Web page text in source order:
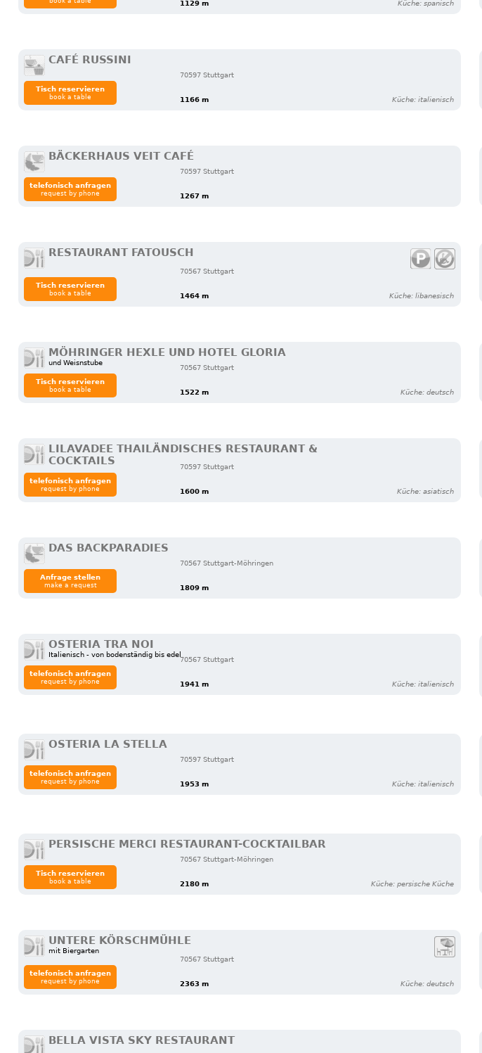
1129 m Küche: spanisch
CAFÉ RUSSINI
70597 Stuttgart
1166 m Küche: italienisch
Tisch reservieren
book a table
BÄCKERHAUS VEIT CAFÉ
70597 Stuttgart
1267 m
telefonisch anfragen
request by phone
RESTAURANT FATOUSCH
70567 Stuttgart
1464 m Küche: libanesisch
Tisch reservieren
book a table
MÖHRINGER HEXLE UND HOTEL GLORIA
und Weisnstube
70567 Stuttgart
1522 m Küche: deutsch
Tisch reservieren
book a table
LILAVADEE THAILÄNDISCHES RESTAURANT &
COCKTAILS
70597 Stuttgart
1600 m Küche: asiatisch
telefonisch anfragen
request by phone
DAS BACKPARADIES
70567 Stuttgart-Möhringen
1809 m
Anfrage stellen
make a request
OSTERIA TRA NOI
Italienisch - von bodenständig bis edel
70567 Stuttgart
1941 m Küche: italienisch
telefonisch anfragen
request by phone
OSTERIA LA STELLA
70597 Stuttgart
1953 m Küche: italienisch
telefonisch anfragen
request by phone
PERSISCHE MERCI RESTAURANT-COCKTAILBAR
70567 Stuttgart-Möhringen
2180 m Küche: persische Küche
Tisch reservieren
book a table
UNTERE KÖRSCHMÜHLE
mit Biergarten
70567 Stuttgart
2363 m Küche: deutsch
telefonisch anfragen
request by phone
BELLA VISTA SKY RESTAURANT